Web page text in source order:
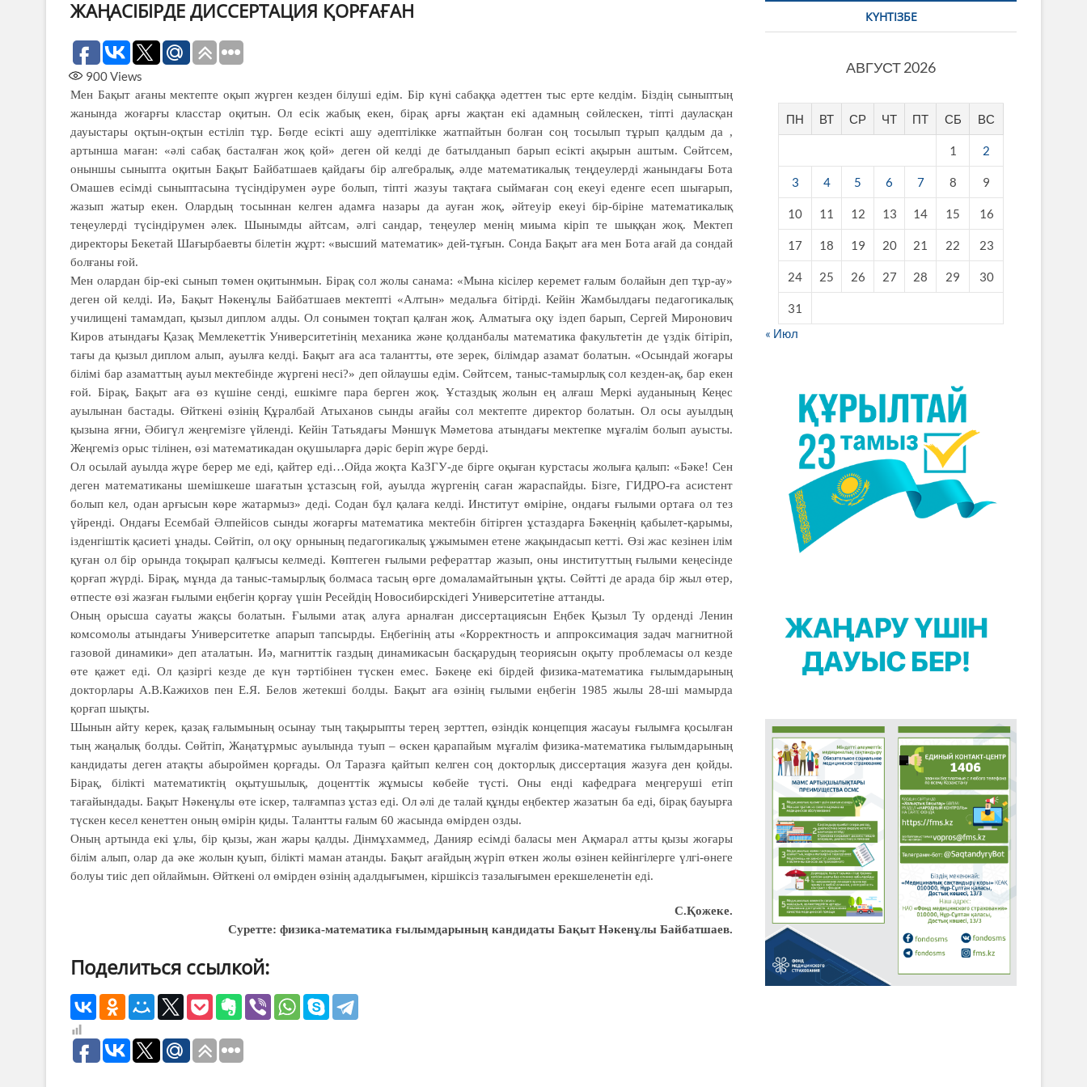
ЖАҢАСІБІРДЕ ДИССЕРТАЦИЯ ҚОРҒАҒАН
900Views
Мен Бақыт ағаны мектепте оқып жүрген кезден білуші едім. Бір күні сабаққа әдеттен тыс ерте келдім. Біздің сыныптың
жанында жоғарғы класстар оқитын. Ол есік жабық екен, бірақ арғы жақтан екі адамның сөйлескен, тіпті дауласқан
дауыстары оқтын-оқтын естіліп тұр. Бөгде есікті ашу әдептілікке жатпайтын болған соң тосылып тұрып қалдым да ,
артынша маған: «әлі сабақ басталған жоқ қой» деген ой келді де батылданып барып есікті ақырын аштым. Сөйтсем,
оныншы сыныпта оқитын Бақыт Байбатшаев қайдағы бір алгебралық, әлде математикалық теңдеулерді жанындағы Бота
Омашев есімді сыныптасына түсіндірумен әуре болып, тіпті жазуы тақтаға сыймаған соң екеуі еденге есеп шығарып,
жазып жатыр екен. Олардың тосыннан келген адамға назары да ауған жоқ, әйтеуір екеуі бір-біріне математикалық
теңеулерді түсіндірумен әлек. Шынымды айтсам, әлгі сандар, теңеулер менің миыма кіріп те шыққан жоқ. Мектеп
директоры Бекетай Шағырбаевты білетін жұрт: «высший математик» дей-тұғын. Сонда Бақыт аға мен Бота ағай да сондай
болғаны ғой.
Мен олардан бір-екі сынып төмен оқитынмын. Бірақ сол жолы санама: «Мына кісілер керемет ғалым болайын деп тұр-ау»
деген ой келді. Иә, Бақыт Нәкенұлы Байбатшаев мектепті «Алтын» медальға бітірді. Кейін Жамбылдағы педагогикалық
училищені тамамдап, қызыл диплом алды. Ол сонымен тоқтап қалған жоқ. Алматыға оқу іздеп барып, Сергей Миронович
Киров атындағы Қазақ Мемлекеттік Университетінің механика және қолданбалы математика факультетін де үздік бітіріп,
тағы да қызыл диплом алып, ауылға келді. Бақыт аға аса талантты, өте зерек, білімдар азамат болатын. «Осындай жоғары
білімі бар азаматтың ауыл мектебінде жүргені несі?» деп ойлаушы едім. Сөйтсем, таныс-тамырлық сол кезден-ақ, бар екен
ғой. Бірақ, Бақыт аға өз күшіне сенді, ешкімге пара берген жоқ. Ұстаздық жолын ең алғаш Меркі ауданының Кеңес
ауылынан бастады. Өйткені өзінің Құралбай Атыханов сынды ағайы сол мектепте директор болатын. Ол осы ауылдың
қызына яғни, Әбигүл жеңгемізге үйленді. Кейін Татьядағы Мәншүк Мәметова атындағы мектепке мұғалім болып ауысты.
Жеңгеміз орыс тілінен, өзі математикадан оқушыларға дәріс беріп жүре берді.
Ол осылай ауылда жүре берер ме еді, қайтер еді…Ойда жоқта КаЗГУ-де бірге оқыған курстасы жолыға қалып: «Бәке! Сен
деген математиканы шемішкеше шағатын ұстазсың ғой, ауылда жүргенің саған жараспайды. Бізге, ГИДРО-ға асистент
болып кел, одан арғысын көре жатармыз» деді. Содан бұл қалаға келді. Институт өміріне, ондағы ғылыми ортаға ол тез
үйренді. Ондағы Есембай Әлпейісов сынды жоғарғы математика мектебін бітірген ұстаздарға Бәкеңнің қабылет-қарымы,
ізденгіштік қасиеті ұнады. Сөйтіп, ол оқу орнының педагогикалық ұжымымен етене жақындасып кетті. Өзі жас кезінен ілім
қуған ол бір орында тоқырап қалғысы келмеді. Көптеген ғылыми рефераттар жазып, оны институттың ғылыми кеңесінде
қорғап жүрді. Бірақ, мұнда да таныс-тамырлық болмаса тасың өрге домаламайтынын ұқты. Сөйтті де арада бір жыл өтер,
өтпесте өзі жазған ғылыми еңбегін қорғау үшін Ресейдің Новосибирскідегі Университетіне аттанды.
Оның орысша сауаты жақсы болатын. Ғылыми атақ алуға арналған диссертациясын Еңбек Қызыл Ту орденді Ленин
комсомолы атындағы Университетке апарып тапсырды. Еңбегінің аты «Корректность и аппроксимация задач магнитной
газовой динамики» деп аталатын. Иә, магниттік газдың динамикасын басқарудың теориясын оқыту проблемасы ол кезде
өте қажет еді. Ол қазіргі кезде де күн тәртібінен түскен емес. Бәкеңе екі бірдей физика-математика ғылымдарының
докторлары А.В.Кажихов пен Е.Я. Белов жетекші болды. Бақыт аға өзінің ғылыми еңбегін 1985 жылы 28-ші мамырда
қорғап шықты.
Шынын айту керек, қазақ ғалымының осынау тың тақырыпты терең зерттеп, өзіндік концепция жасауы ғылымға қосылған
тың жаңалық болды. Сөйтіп, Жаңатұрмыс ауылында туып – өскен қарапайым мұғалім физика-математика ғылымдарының
кандидаты деген атақты абыроймен қорғады. Ол Таразға қайтып келген соң докторлық диссертация жазуға ден қойды.
Бірақ, білікті математиктің оқытушылық, доценттік жұмысы көбейе түсті. Оны енді кафедраға меңгеруші етіп
тағайындады. Бақыт Нәкенұлы өте іскер, талғампаз ұстаз еді. Ол әлі де талай құнды еңбектер жазатын ба еді, бірақ бауырға
түскен кесел кенеттен оның өмірін қиды. Талантты ғалым 60 жасында өмірден озды.
Оның артында екі ұлы, бір қызы, жан жары қалды. Дінмұхаммед, Данияр есімді баласы мен Ақмарал атты қызы жоғары
білім алып, олар да әке жолын қуып, білікті маман атанды. Бақыт ағайдың жүріп өткен жолы өзінен кейінгілерге үлгі-өнеге
болуы тиіс деп ойлаймын. Өйткені ол өмірден өзінің адалдығымен, кіршіксіз тазалығымен ерекшеленетін еді.
С.Қожеке.
Суретте: физика-математика ғылымдарының кандидаты Бақыт Нәкенұлы Байбатшаев.
Поделиться ссылкой:
КҮНТІЗБЕ
АВГУСТ 2026
ПН ВТ СР ЧТ ПТ СБ ВС
1 2
3 4 5 6 7 8 9
10 11 12 13 14 15 16
17 18 19 20 21 22 23
24 25 26 27 28 29 30
31
« Июл